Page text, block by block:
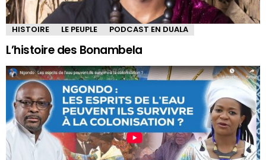
HISTOIRE LE PEUPLE PODCAST EN DUALA
L’histoire des Bonambela